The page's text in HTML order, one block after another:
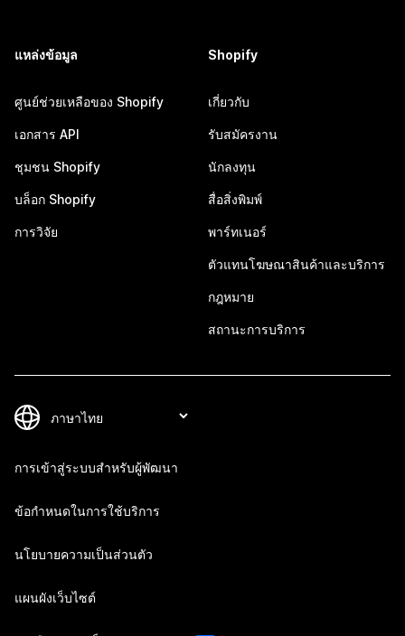
แหล่งข้อมูล
ศูนย์ช่วยเหลือของ Shopify
เอกสาร API
ชุมชน Shopify
บล็อก Shopify
การวิจัย
Shopify
เกี่ยวกับ
รับสมัครงาน
นักลงทุน
สื่อสิ่งพิมพ์
พาร์ทเนอร์
ตัวแทนโฆษณาสินค้าและบริการ
กฎหมาย
สถานะการบริการ
การเข้าสู่ระบบสำหรับผู้พัฒนา
ข้อกำหนดในการใช้บริการ
นโยบายความเป็นส่วนตัว
แผนผังเว็บไซต์